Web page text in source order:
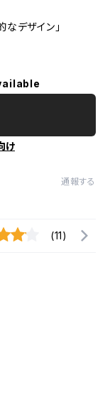
デザイン」
け
通報する
(11)